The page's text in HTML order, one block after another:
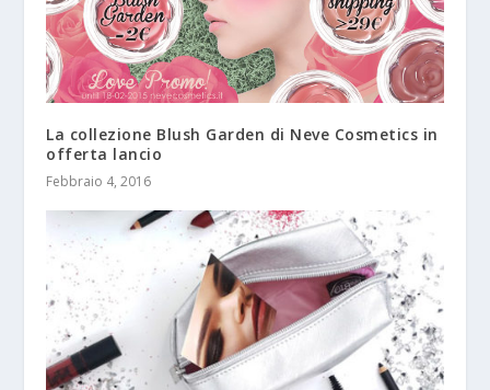
La collezione Blush Garden di Neve Cosmetics in
offerta lancio
Febbraio 4, 2016